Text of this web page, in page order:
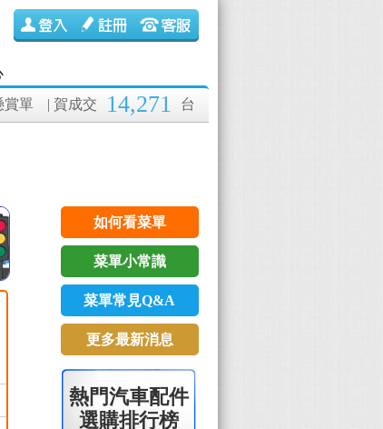
| 賀成交 14,271 台
賞單
如何看菜單
菜單小常識
菜單常見Q&A
更多最新消息
熱門汽車配件
選購排行榜